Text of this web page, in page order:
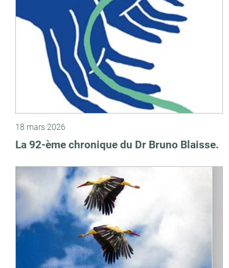
18 mars 2026
La 92-ème chronique du Dr Bruno Blaisse.